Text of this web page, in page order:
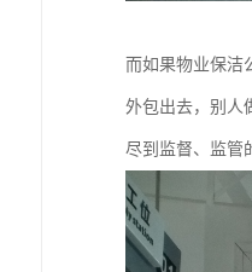
而如果物业保洁
外包出去，别人
尽到监督、监管